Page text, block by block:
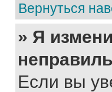
Вернуться
» Я
Если вы